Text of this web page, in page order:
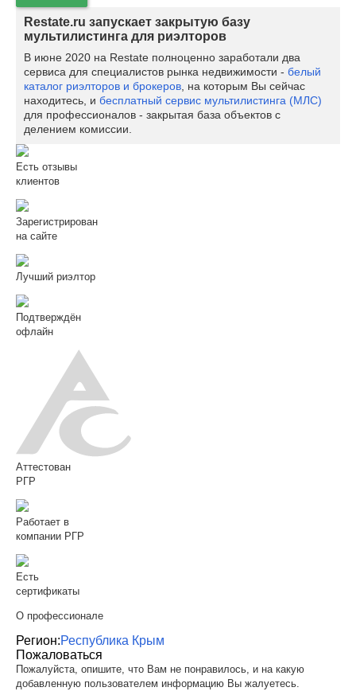
Restate.ru запускает закрытую базу
мультилистинга для риэлторов
В июне 2020 на Restate полноценно заработали два
сервиса для специалистов рынка недвижимости - белый
каталог риэлторов и брокеров , на которым Вы сейчас
находитесь, и бесплатный сервис мультилистинга (МЛС)
для профессионалов - закрытая база объектов с
делением комиссии.
Есть отзывы
клиентов
Зарегистрирован
на сайте
Лучший риэлтор
Подтверждён
офлайн
Аттестован
РГР
Работает в
компании РГР
Есть
сертификаты
О профессионале
Регион:Республика Крым
Пожаловаться
Пожалуйста, опишите, что Вам не понравилось, и на какую
добавленную пользователем информацию Вы жалуетесь.